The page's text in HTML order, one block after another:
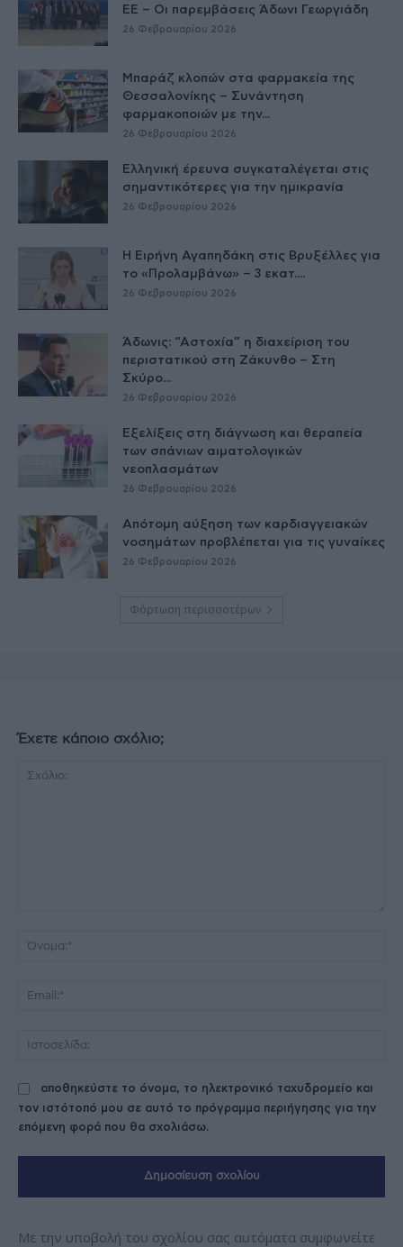
ΕE – Οι παρεμβάσεις Άδωνι Γεωργιάδη
26 Φεβρουαρίου 2026
Μπαράζ κλοπών στα φαρμακεία της
Θεσσαλονίκης – Συνάντηση
φαρμακοποιών με την...
26 Φεβρουαρίου 2026
Ελληνική έρευνα συγκαταλέγεται στις
σημαντικότερες για την ημικρανία
26 Φεβρουαρίου 2026
Η Ειρήνη Αγαπηδάκη στις Βρυξέλλες για
το «Προλαμβάνω» – 3 εκατ....
26 Φεβρουαρίου 2026
Άδωνις: “Αστοχία” η διαχείριση του
περιστατικού στη Ζάκυνθο – Στη
Σκύρο...
26 Φεβρουαρίου 2026
Εξελίξεις στη διάγνωση και θεραπεία
των σπάνιων αιματολογικών
νεοπλασμάτων
26 Φεβρουαρίου 2026
Απότομη αύξηση των καρδιαγγειακών
νοσημάτων προβλέπεται για τις γυναίκες
26 Φεβρουαρίου 2026
Φόρτωση περισσοτέρων
Έχετε κάποιο σχόλιο;
αποθηκεύστε το όνομα, το ηλεκτρονικό ταχυδρομείο και
τον ιστότοπό μου σε αυτό το πρόγραμμα περιήγησης για την
επόμενη φορά που θα σχολιάσω.
Με την υποβολή του σχολίου σας αυτόματα συμφωνείτε